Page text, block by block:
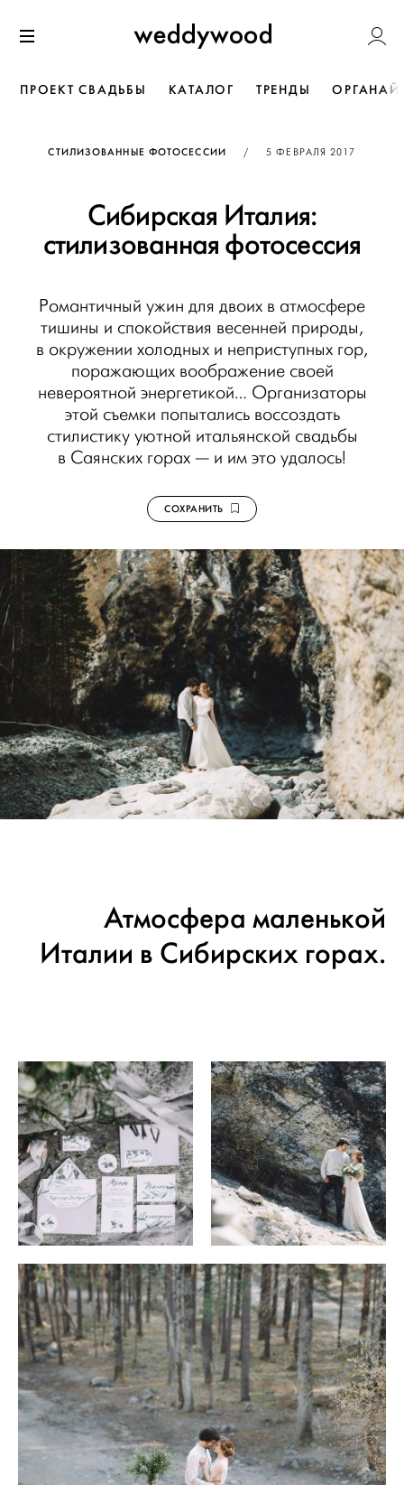
к содержанию
Weddywood
ПРОЕКТ СВАДЬБЫ КАТАЛОГ ТРЕНДЫ
СТИЛИЗОВАННЫЕ ФОТОСЕССИИ / ОПУБЛИКОВАНО
5 ФЕВРАЛЯ 2017
Сибирская Италия:
стилизованная фотосессия
Романтичный ужин для двоих в атмосфере
тишины и спокойствия весенней природы,
в окружении холодных и неприступных гор,
поражающих воображение своей
невероятной энергетикой… Организаторы
этой съемки попытались воссоздать
стилистику уютной итальянской свадьбы
в Саянских горах — и им это удалось!
СОХРАНИТЬ
Атмосфера маленькой
Италии в Сибирских горах.